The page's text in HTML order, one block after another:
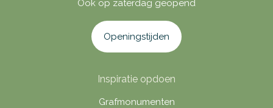
Ook op zaterdag geopend
Openingstijden
Inspiratie opdoen
Grafmonumenten